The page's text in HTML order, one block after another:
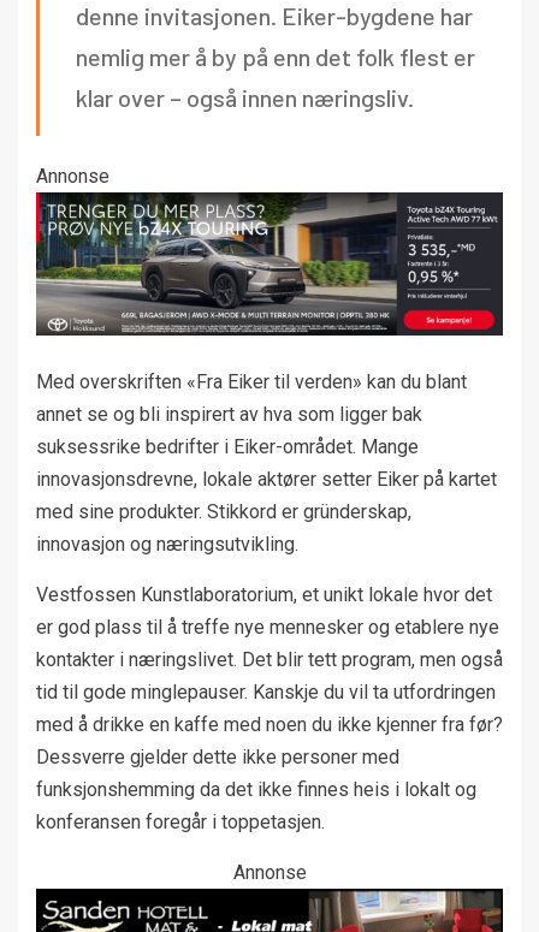
denne invitasjonen. Eiker-bygdene har
nemlig mer å by på enn det folk flest er
klar over – også innen næringsliv.
Annonse
Med overskriften «Fra Eiker til verden» kan du blant
annet se og bli inspirert av hva som ligger bak
suksessrike bedrifter i Eiker-området. Mange
innovasjonsdrevne, lokale aktører setter Eiker på kartet
med sine produkter. Stikkord er gründerskap,
innovasjon og næringsutvikling.
Vestfossen Kunstlaboratorium, et unikt lokale hvor det
er god plass til å treffe nye mennesker og etablere nye
kontakter i næringslivet. Det blir tett program, men også
tid til gode minglepauser. Kanskje du vil ta utfordringen
med å drikke en kaffe med noen du ikke kjenner fra før?
Dessverre gjelder dette ikke personer med
funksjonshemming da det ikke finnes heis i lokalt og
konferansen foregår i toppetasjen.
Annonse